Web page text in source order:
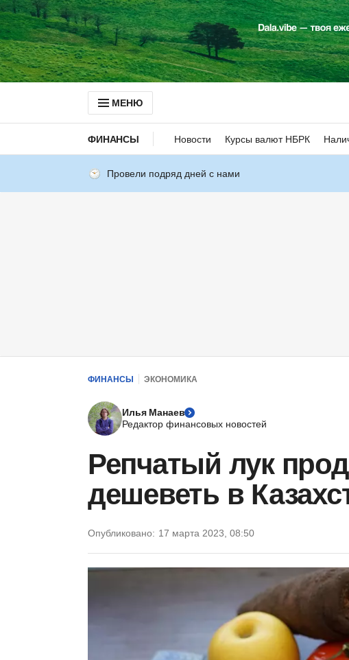
МЕНЮ
ФИНАНСЫ Новости Курсы валют НБРК
Провели подряд дней с нами
ФИНАНСЫ ЭКОНОМИКА
Илья Манаев
Редактор финансовых новостей
Репчатый лук
дешеветь в
Опубликовано: 17 марта 2023, 08:50